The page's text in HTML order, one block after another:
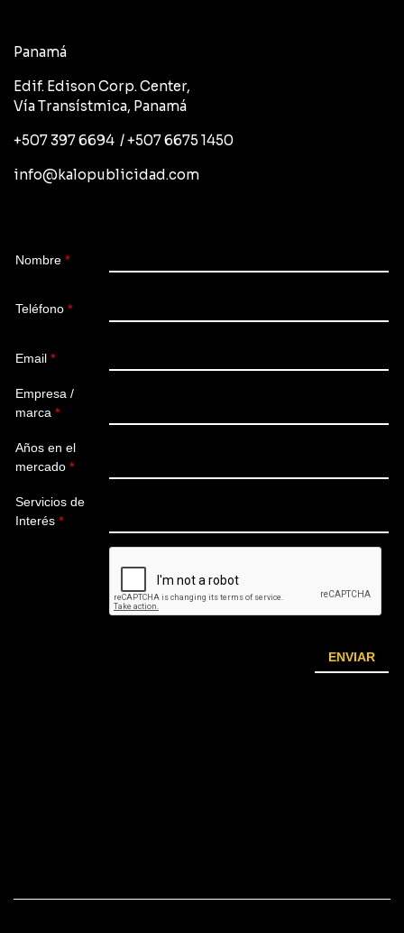
Panamá
Edif. Edison Corp. Center,
Vía Transístmica, Panamá
+507 397 6694 / +507 6675 1450
info@kalopublicidad.com